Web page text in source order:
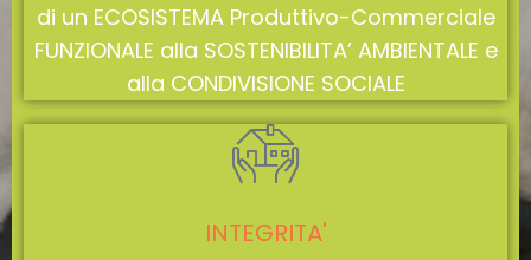
di un ECOSISTEMA Produttivo-Commerciale
FUNZIONALE alla SOSTENIBILITA’ AMBIENTALE e
alla CONDIVISIONE SOCIALE
INTEGRITA'